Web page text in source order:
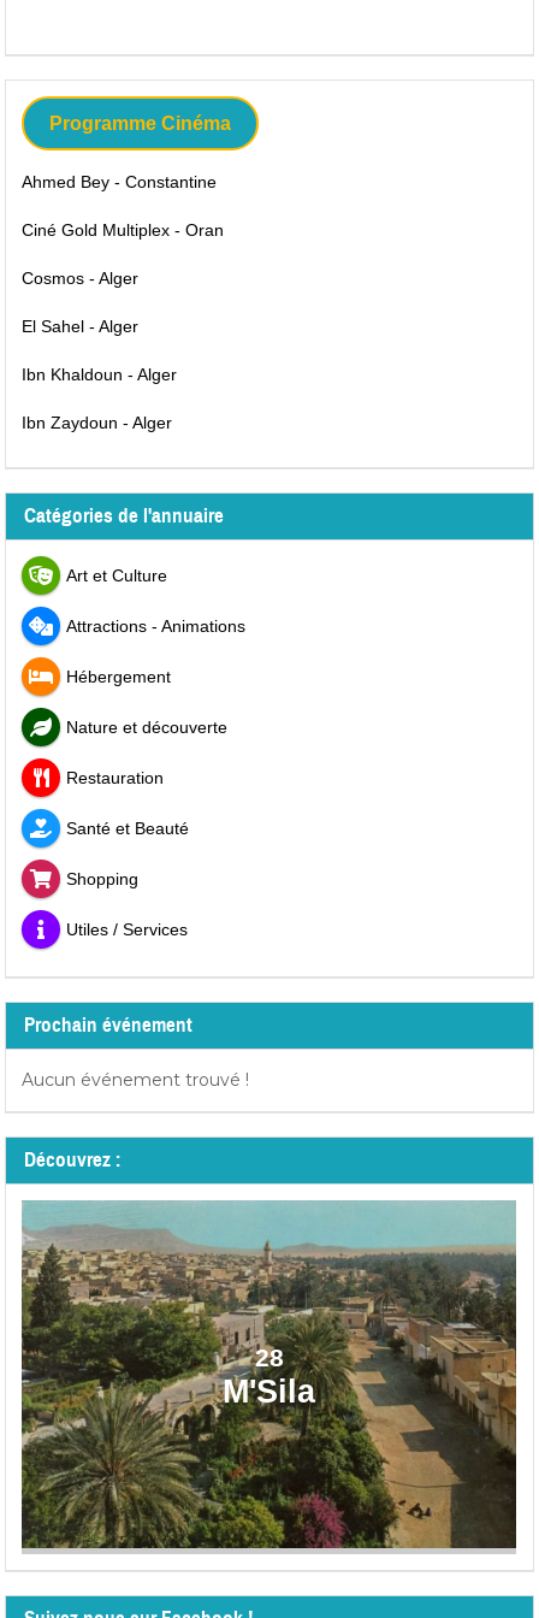
Programme Cinéma
Ahmed Bey - Constantine
Ciné Gold Multiplex - Oran
Cosmos - Alger
El Sahel - Alger
Ibn Khaldoun - Alger
Ibn Zaydoun - Alger
Catégories de l'annuaire
Art et Culture
Attractions - Animations
Hébergement
Nature et découverte
Restauration
Santé et Beauté
Shopping
Utiles / Services
Prochain événement
Aucun événement trouvé !
Découvrez :
28
M'Sila